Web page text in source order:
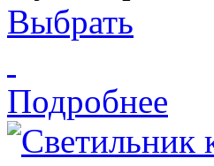
Выбрать
Подробнее